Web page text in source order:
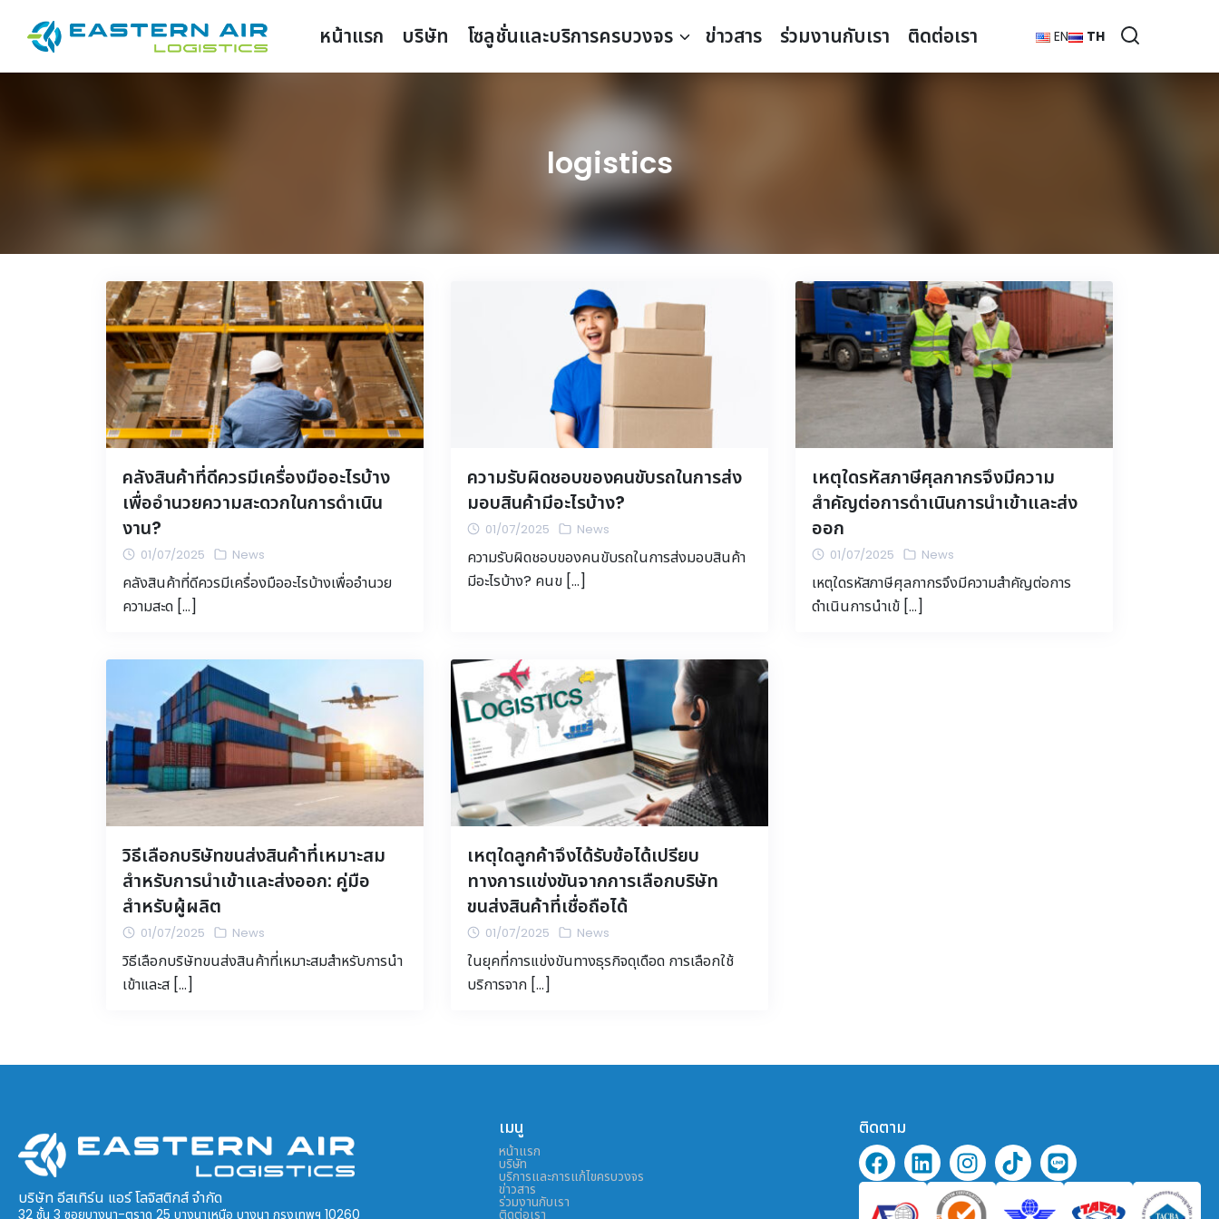
หน้าแรก บริษัท โซลูชั่นและบริการครบวงจร ข่าวสาร ร่วมงานกับเรา ติดต่อเรา EN TH
logistics
คลังสินค้าที่ดีควรมีเครื่องมืออะไรบ้าง
เพื่ออำนวยความสะดวกในการดำเนิน
งาน?
01/07/2025 News
คลังสินค้าที่ดีควรมีเครื่องมืออะไรบ้างเพื่ออำนวย
ความสะด […]
ความรับผิดชอบของคนขับรถในการส่ง
มอบสินค้ามีอะไรบ้าง?
01/07/2025 News
ความรับผิดชอบของคนขับรถในการส่งมอบสินค้า
มีอะไรบ้าง? คนข […]
เหตุใดรหัสภาษีศุลกากรจึงมีความ
สำคัญต่อการดำเนินการนำเข้าและส่ง
ออก
01/07/2025 News
เหตุใดรหัสภาษีศุลกากรจึงมีความสำคัญต่อการ
ดำเนินการนำเข้ […]
วิธีเลือกบริษัทขนส่งสินค้าที่เหมาะสม
สำหรับการนำเข้าและส่งออก: คู่มือ
สำหรับผู้ผลิต
01/07/2025 News
วิธีเลือกบริษัทขนส่งสินค้าที่เหมาะสมสำหรับการนำ
เข้าและส […]
เหตุใดลูกค้าจึงได้รับข้อได้เปรียบ
ทางการแข่งขันจากการเลือกบริษัท
ขนส่งสินค้าที่เชื่อถือได้
01/07/2025 News
ในยุคที่การแข่งขันทางธุรกิจดุเดือด การเลือกใช้
บริการจาก […]
บริษัท อีสเทิร์น แอร์ โลจิสติกส์ จำกัด
32 ชั้น 3 ซอยบางนา-ตราด 25 บางนาเหนือ บางนา กรุงเทพฯ 10260
เมนู
หน้าแรก
บริษัท
บริการและการแก้ไขครบวงจร
ข่าวสาร
ร่วมงานกับเรา
ติดต่อเรา
ติดตาม